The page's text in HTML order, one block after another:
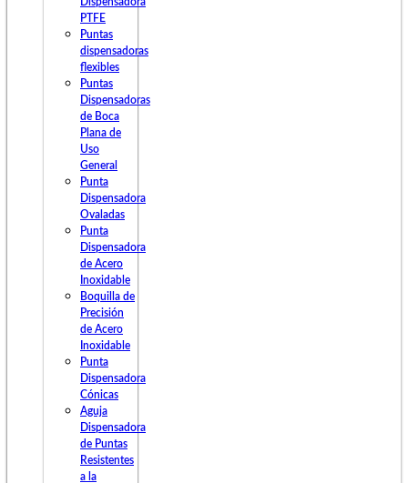
PTFE
Puntas
dispensadoras
flexibles
Puntas
Dispensadoras
de Boca
Plana de
Uso
General
Punta
Dispensadora
Ovaladas
Punta
Dispensadora
de Acero
Inoxidable
Boquilla de
Precisión
de Acero
Inoxidable
Punta
Dispensadora
Cónicas
Aguja
Dispensadora
de Puntas
Resistentes
a la